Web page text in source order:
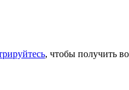
, чтобы получить